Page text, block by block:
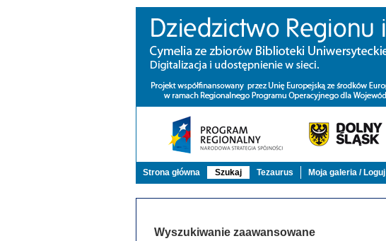
Strona główna Szukaj Tezaurus Moja galeria / Loguj
Wyszukiwanie zaawansowane